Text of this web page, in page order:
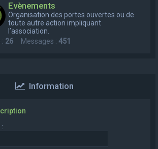
Evènements
Organisation des portes ouvertes ou de
toute autre action impliquant
l’association.
26 Messages : 451
Information